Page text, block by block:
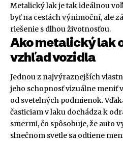
Metalický lak je tak ideálnou
byť na cestách výnimoční, ale
riešenie s dlhou životnosťou.
Ako metalický lak
vzhľad vozidla
Jednou z najvýraznejších
jeho schopnosť vizuálne meniť
od svetelných podmienok.
časticiam v laku dochádza k
smermi, čo spôsobuje, že auto
slnečnom svetle sa odtiene